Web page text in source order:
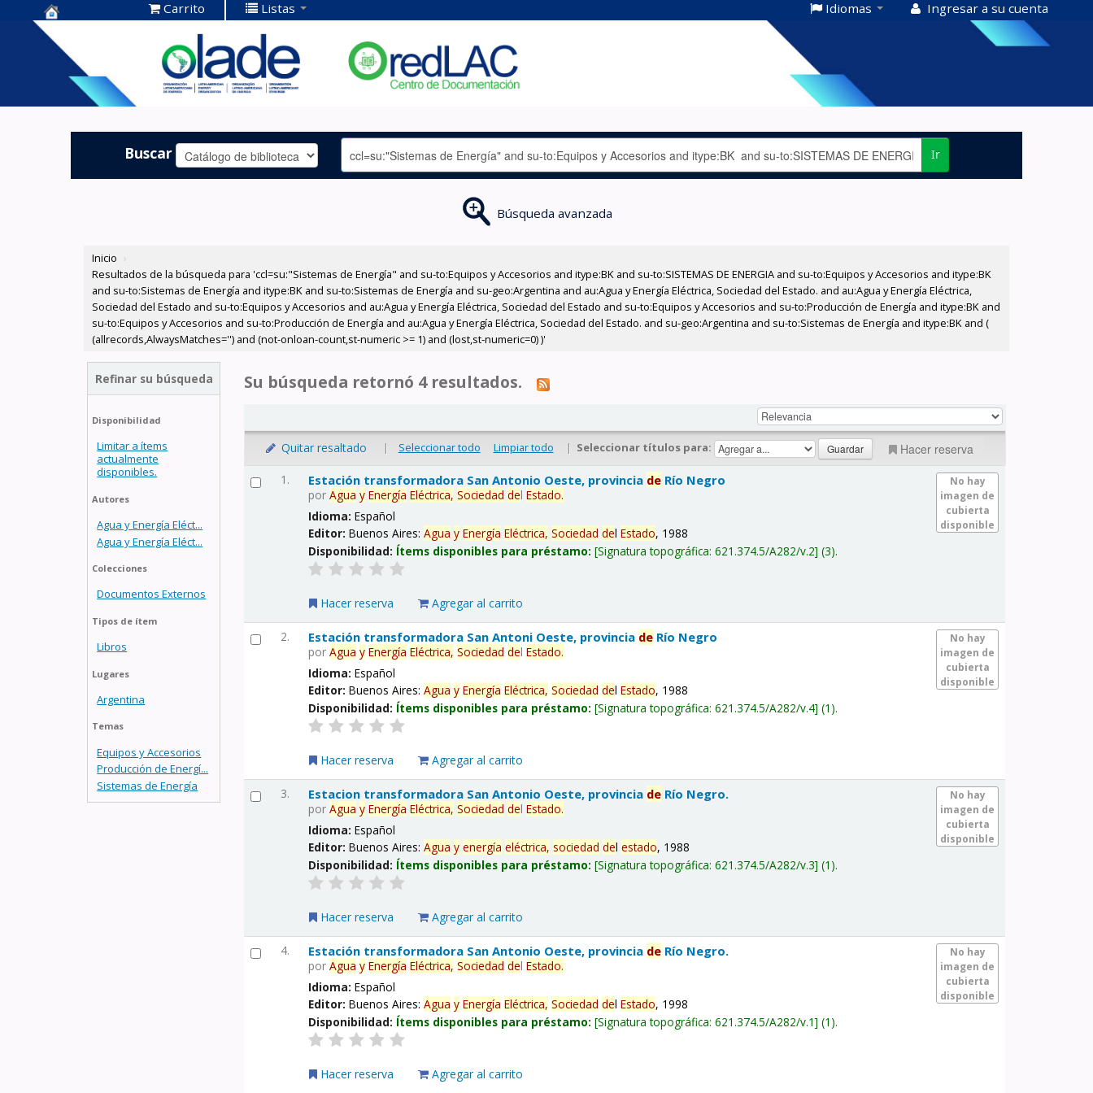
Centro de
Documentación
OLADE -
Carrito Listas Idiomas Ingresar a su cuenta
Buscar Ir
Búsqueda avanzada
Inicio ›
Resultados de la búsqueda para 'ccl=su:"Sistemas de Energía" and su-to:Equipos y Accesorios and itype:BK and su-to:SISTEMAS DE ENERGIA and su-to:Equipos y Accesorios and itype:BK
and su-to:Sistemas de Energía and itype:BK and su-to:Sistemas de Energía and su-geo:Argentina and au:Agua y Energía Eléctrica, Sociedad del Estado. and au:Agua y Energía Eléctrica,
Sociedad del Estado and su-to:Equipos y Accesorios and au:Agua y Energía Eléctrica, Sociedad del Estado and su-to:Equipos y Accesorios and su-to:Producción de Energía and itype:BK and
su-to:Equipos y Accesorios and su-to:Producción de Energía and au:Agua y Energía Eléctrica, Sociedad del Estado. and su-geo:Argentina and su-to:Sistemas de Energía and itype:BK and (
(allrecords,AlwaysMatches='') and (not-onloan-count,st-numeric >= 1) and (lost,st-numeric=0) )'
Refinar su búsqueda
Disponibilidad
Limitar a ítems
actualmente
disponibles.
Autores
Agua y Energía Eléct...
Agua y Energía Eléct...
Colecciones
Documentos Externos
Tipos de ítem
Libros
Lugares
Argentina
Temas
Equipos y Accesorios
Producción de Energí...
Sistemas de Energía
Su búsqueda retornó 4 resultados.
Quitar resaltado | Seleccionar todo Limpiar todo | Seleccionar títulos para: Hacer reserva
1.
No hay
imagen de
cubierta
disponible
Estación transformadora San Antonio Oeste, provincia de Río Negro
porAgua y Energía Eléctrica, Sociedad delEstado.
Idioma:Español
Editor:Buenos Aires:Agua y Energía Eléctrica, Sociedad delEstado, 1988
Disponibilidad: Ítems disponibles para préstamo: Signatura topográfica:621.374.5/A282/v.2 (3).
Hacer reserva Agregar al carrito
2.
No hay
imagen de
cubierta
disponible
Estación transformadora San Antoni Oeste, provincia de Río Negro
porAgua y Energía Eléctrica, Sociedad delEstado.
Idioma:Español
Editor:Buenos Aires:Agua y Energía Eléctrica, Sociedad delEstado, 1988
Disponibilidad: Ítems disponibles para préstamo: Signatura topográfica:621.374.5/A282/v.4 (1).
Hacer reserva Agregar al carrito
3.
No hay
imagen de
cubierta
disponible
Estacion transformadora San Antonio Oeste, provincia de Río Negro.
porAgua y Energía Eléctrica, Sociedad delEstado.
Idioma:Español
Editor:Buenos Aires:Agua y energía eléctrica, sociedad delestado, 1988
Disponibilidad: Ítems disponibles para préstamo: Signatura topográfica:621.374.5/A282/v.3 (1).
Hacer reserva Agregar al carrito
4.
No hay
imagen de
cubierta
disponible
Estación transformadora San Antonio Oeste, provincia de Río Negro.
porAgua y Energía Eléctrica, Sociedad delEstado.
Idioma:Español
Editor:Buenos Aires:Agua y Energía Eléctrica, Sociedad delEstado, 1998
Disponibilidad: Ítems disponibles para préstamo: Signatura topográfica:621.374.5/A282/v.1 (1).
Hacer reserva Agregar al carrito